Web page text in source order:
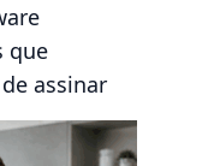
que
assinar